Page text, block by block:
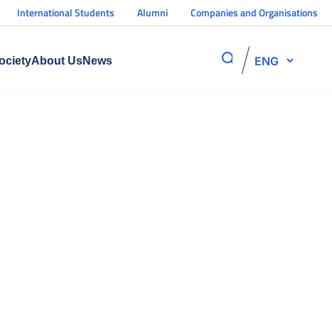
International Students Alumni Companies and Organisations
About UsNews ENG